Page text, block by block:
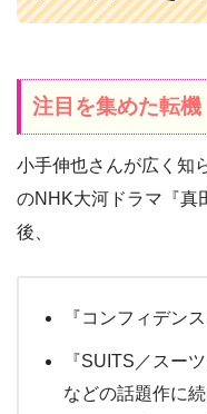
注目を集めた転機
小手伸也さんが広く知
のNHK大河ドラマ『真
後、
『コンフィデン
『SUITS／スーツ
などの話題作に